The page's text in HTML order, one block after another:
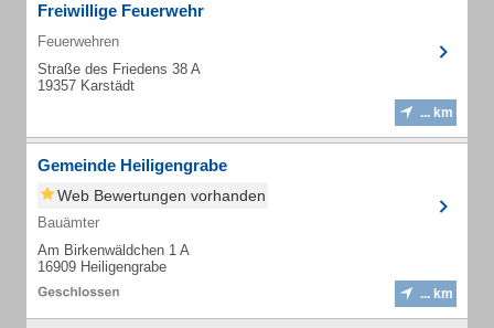
Freiwillige Feuerwehr
Feuerwehren
Straße des Friedens 38 A
19357 Karstädt
... km
Gemeinde Heiligengrabe
Web Bewertungen vorhanden
Bauämter
Am Birkenwäldchen 1 A
16909 Heiligengrabe
... km